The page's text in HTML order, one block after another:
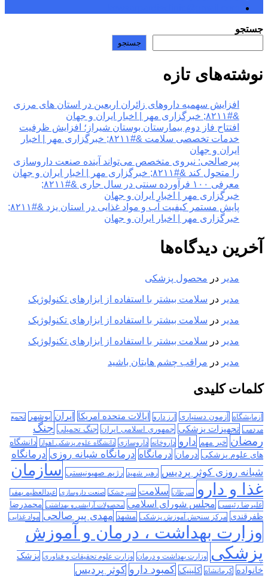
جستجو
جستجو
نوشته‌های تازه
افزایش سهمیه داروهای زائران اربعین در استان های مرزی
&#۸۲۱۱; خبرگزاری مهر | اخبار ایران و جهان
افتتاح فاز دوم بیمارستان بوستان شیراز؛ افزایش ظرفیت
خدمات تخصصی سلامت &#۸۲۱۱; خبرگزاری مهر | اخبار
ایران و جهان
پیرصالحی: نیروی متخصص می‌تواند آینده صنعت داروسازی
را متحول کند &#۸۲۱۱; خبرگزاری مهر | اخبار ایران و جهان
معرفی ۱۰۰ فرآورده سنتی در سال جاری &#۸۲۱۱;
خبرگزاری مهر | اخبار ایران و جهان
پایش مستمر کیفیت آب و مواد غذایی در استان یزد &#۸۲۱۱;
خبرگزاری مهر | اخبار ایران و جهان
آخرین دیدگاه‌ها
مدیر در محصول پزشکی
مدیر در سلامت بیشتر با استفاده از ابزارهای تکنولوژیک
مدیر در سلامت بیشتر با استفاده از ابزارهای تکنولوژیک
مدیر در سلامت بیشتر با استفاده از ابزارهای تکنولوژیک
مدیر در مراقب چشم هایتان باشید
کلمات کلیدی
آزمایشگاه آزمون دستیاری ارز دارو ایالات متحده امریکا ایران بوشهر
تجمع
مردمی تجهیزات پزشکی جمهوری اسلامی ایران جنگ تحمیلی جنگ
رمضان خبر مهم دارو داروخانه داروسازی دانشگاه علوم پزشکی اهواز
دانشگاه
های علوم پزشکی درمان درمانگاه درمانگاه شبانه روزی درمانگاه
شبانه روزی کوثر پردیس رهبر شهید رژیم صهیونیستی سازمان
غذا و دارو
سرطان سلامت شیرخشک صنعت داروسازی عبدالعظیم بهفر
علیرضا رئیسی مجلس شورای اسلامی محصولات آرایشی و بهداشتی محمدرضا
ظفرقندی مرکز سنجش آموزش پزشکی مشهد مهدی پیر صالحی مواد غذایی
وزارت بهداشت ، درمان و آموزش
پزشکی وزارت بهداشت و درمان وزارت علوم تحقیقات و فناوری پزشک
خانواده کرمانشاه کلینیک کمبود دارو کوثر پردیس